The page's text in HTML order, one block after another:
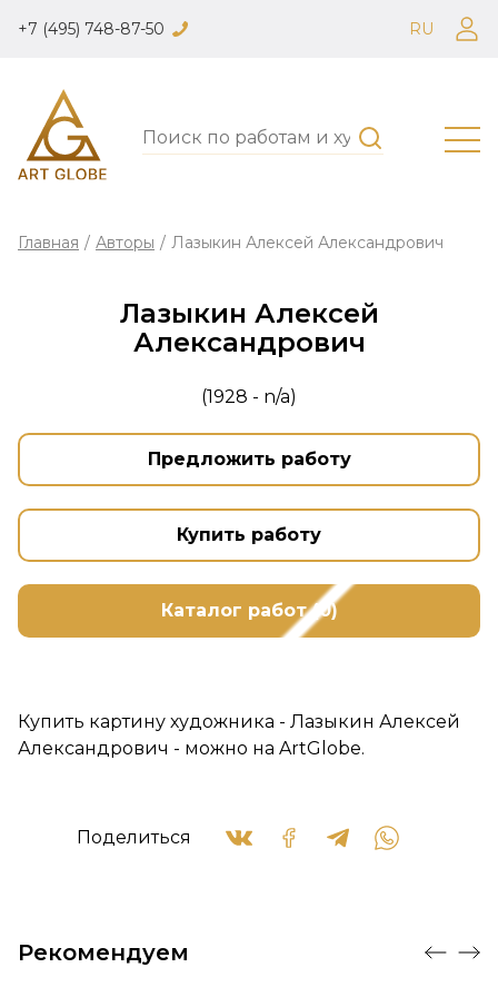
+7 (495) 748-87-50 RU
Главная / Авторы / Лазыкин Алексей Александрович
Лазыкин Алексей
Александрович
(1928 - n/a)
Предложить работу
Купить работу
Каталог работ (0)
Купить картину художника - Лазыкин Алексей
Александрович - можно на ArtGlobe.
Поделиться
Рекомендуем